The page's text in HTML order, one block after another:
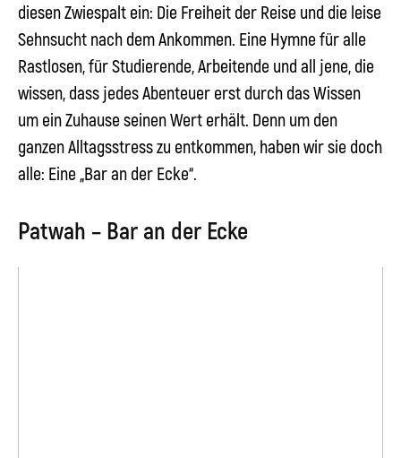
diesen Zwiespalt ein: Die Freiheit der Reise und die leise
Sehnsucht nach dem Ankommen. Eine Hymne für alle
Rastlosen, für Studierende, Arbeitende und all jene, die
wissen, dass jedes Abenteuer erst durch das Wissen
um ein Zuhause seinen Wert erhält. Denn um den
ganzen Alltagsstress zu entkommen, haben wir sie doch
alle: Eine „Bar an der Ecke“.
Patwah – Bar an der Ecke